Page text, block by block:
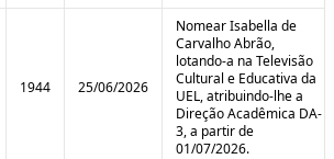
1944 25/06/2026
Nomear Isabella de
Carvalho Abrão,
lotando-a na Televisão
Cultural e Educativa da
UEL, atribuindo-lhe a
Direção Acadêmica DA-
3, a partir de
01/07/2026.